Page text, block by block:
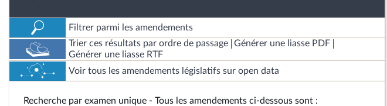
Filtrer parmi les amendements
Trier ces résultats par ordre de passage
Générer une liasse PDF
Générer une liasse RTF
Voir tous les amendements législatifs sur open data
Recherche par examen unique - Tous les amendements ci-dessous sont :